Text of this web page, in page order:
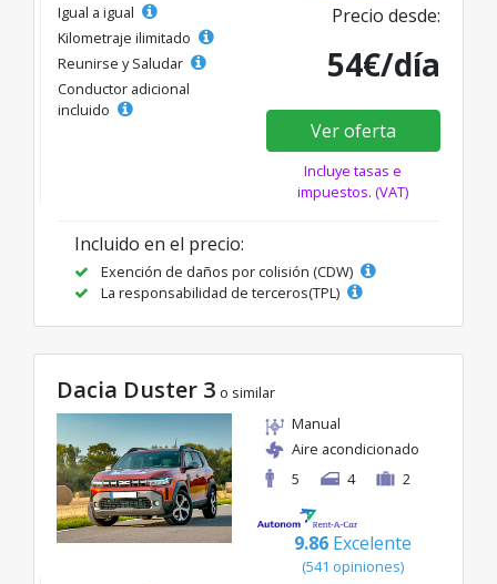
Igual a igual
Kilometraje ilimitado
Reunirse y Saludar
Conductor adicional
incluido
Precio desde:
54€/día
Ver oferta
Incluye tasas e
impuestos. (VAT)
Incluido en el precio:
Exención de daños por colisión (CDW)
La responsabilidad de terceros(TPL)
Dacia Duster 3 o similar
Manual
Aire acondicionado
5
4 2
9.86 Excelente
(541 opiniones)